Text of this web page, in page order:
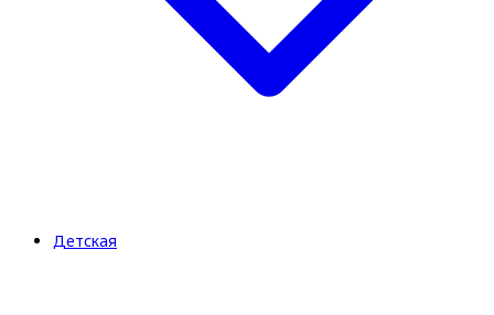
Детская